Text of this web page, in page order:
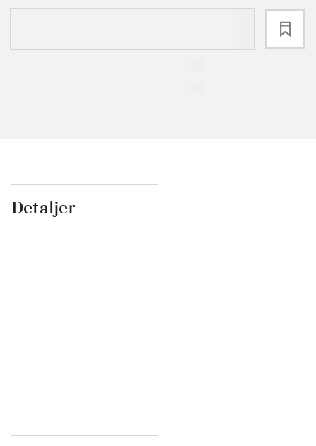
Detaljer